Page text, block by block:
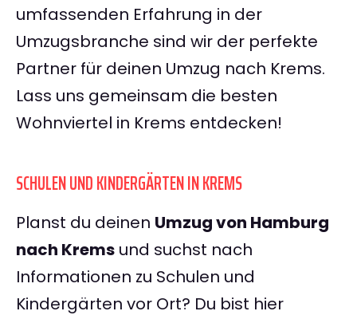
umfassenden Erfahrung in der
Umzugsbranche sind wir der perfekte
Partner für deinen Umzug nach Krems.
Lass uns gemeinsam die besten
Wohnviertel in Krems entdecken!
SCHULEN UND KINDERGÄRTEN IN KREMS
Planst du deinen Umzug von Hamburg
nach Krems und suchst nach
Informationen zu Schulen und
Kindergärten vor Ort? Du bist hier